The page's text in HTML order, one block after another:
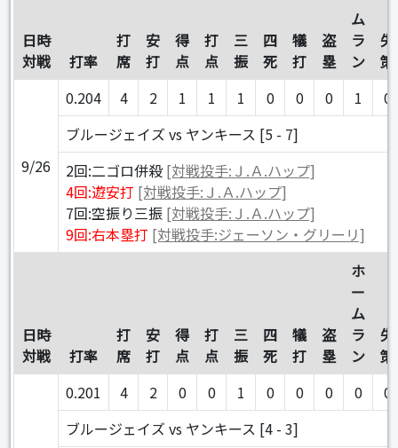
日時
対戦
打率
打
席
安
打
得
点
打
点
三
振
四
死
犠
打
盗
塁
ム
ラ
ン
失
策
9/26
0.204 4 2 1 1 1 0 0 0 1
0
ブルージェイズ vs ヤンキース [5 - 7]
2回:二ゴロ併殺 [対戦投手:Ｊ.Ａ.ハップ]
4回:遊安打 [対戦投手:Ｊ.Ａ.ハップ]
7回:空振り三振 [対戦投手:Ｊ.Ａ.ハップ]
9回:右本塁打 [対戦投手:ジェーソン・グリーリ]
日時
対戦
打率
打
席
安
打
得
点
打
点
三
振
四
死
犠
打
盗
塁
ホ
ー
ム
ラ
ン
失
策
0.201 4 2 0 0 1 0 0 0 0
0
ブルージェイズ vs ヤンキース [4 - 3]